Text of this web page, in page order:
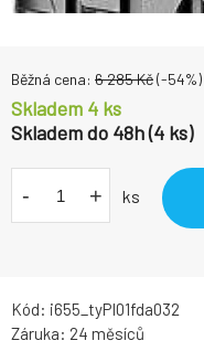
Běžná cena: 6 285Kč(-54%)
Skladem 4 ks
Skladem do 48h (4 ks)
- + ks
Kód: i655_tyPI01fda032
Záruka: 24 měsíců